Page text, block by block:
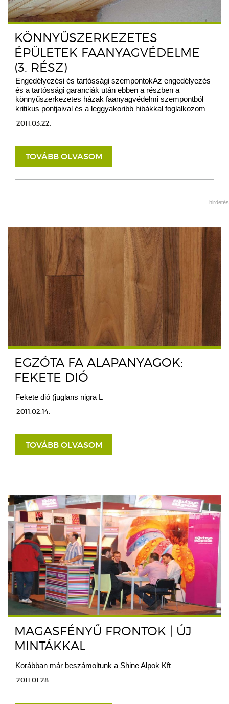
KÖNNYŰSZERKEZETES
ÉPÜLETEK FAANYAGVÉDELME
(3. RÉSZ)
Engedélyezési és tartóssági szempontokAz engedélyezés
és a tartóssági garanciák után ebben a részben a
könnyűszerkezetes házak faanyagvédelmi szempontból
kritikus pontjaival és a leggyakoribb hibákkal foglalkozom
2011.03.22.
TOVÁBB OLVASOM
hirdetés
EGZÓTA FA ALAPANYAGOK:
FEKETE DIÓ
Fekete dió (juglans nigra L
2011.02.14.
TOVÁBB OLVASOM
MAGASFÉNYŰ FRONTOK | ÚJ
MINTÁKKAL
Korábban már beszámoltunk a Shine Alpok Kft
2011.01.28.